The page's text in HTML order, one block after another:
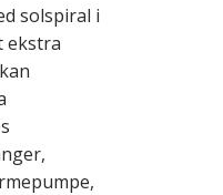
solspiral i
ekstra